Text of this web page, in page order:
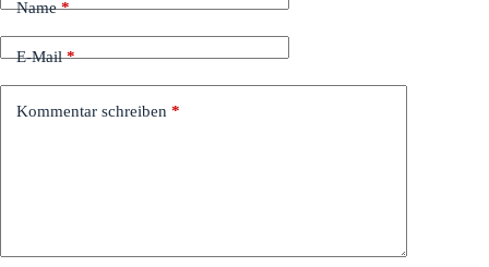
Name*
E-Mail*
Kommentar schreiben *